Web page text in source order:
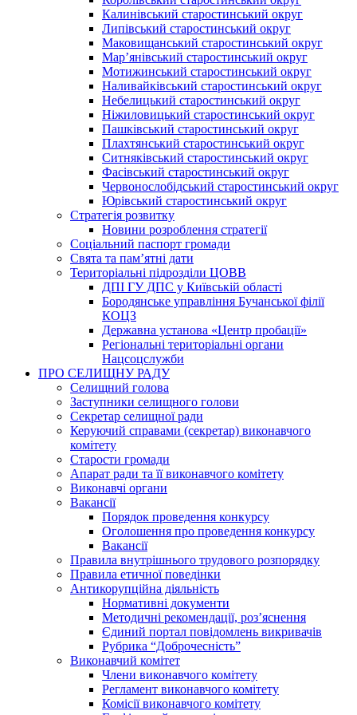
Калинівський старостинський округ
Липівський старостинський округ
Маковищанський старостинський округ
Мар’янівський старостинський округ
Мотижинський старостинський округ
Наливайківський старостинський округ
Небелицький старостинський округ
Ніжиловицький старостинський округ
Пашківський старостинський округ
Плахтянський старостинський округ
Ситняківський старостинський округ
Фасівський старостинський округ
Червонослобідський старостинський округ
Юрівський старостинський округ
Стратегія розвитку
Новини розроблення стратегії
Соціальний паспорт громади
Свята та пам’ятні дати
Територіальні підрозділи ЦОВВ
ДПІ ГУ ДПС у Київській області
Бородянське управління Бучанської філії
КОЦЗ
Державна установа «Центр пробації»
Регіональні територіальні органи
Нацсоцслужби
ПРО СЕЛИЩНУ РАДУ
Селищний голова
Заступники селищного голови
Секретар селищної ради
Керуючий справами (секретар) виконавчого
комітету
Старости громади
Апарат ради та її виконавчого комітету
Виконавчі органи
Вакансії
Порядок проведення конкурсу
Оголошення про проведення конкурсу
Вакансії
Правила внутрішнього трудового розпорядку
Правила етичної поведінки
Антикорупційна діяльність
Нормативні документи
Методичні рекомендації, роз’яснення
Єдиний портал повідомлень викривачів
Рубрика “Доброчесність”
Виконавчий комітет
Члени виконавчого комітету
Регламент виконавчого комітету
Комісії виконавчого комітету